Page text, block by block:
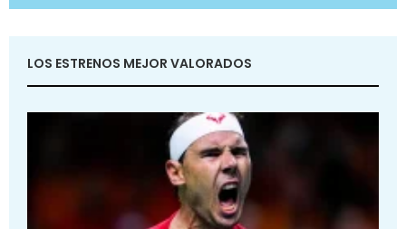
LOS ESTRENOS MEJOR VALORADOS